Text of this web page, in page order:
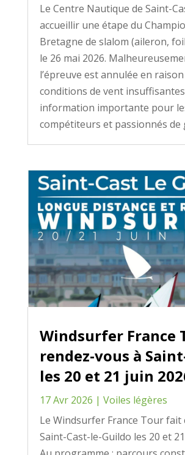
Le Centre Nautique de Saint-
accueillir une étape du
Bretagne de slalom (aileron,
le 26 mai 2026.
l’épreuve est annulée en
conditions de vent
information importante pour
compétiteurs et passionnés de
Windsurfer France
rendez-vous à
les 20 et 21 juin
17 Avr 2026 | Voiles légères
Le Windsurfer France Tour fait
Saint-Cast-le-Guildo les 20 et